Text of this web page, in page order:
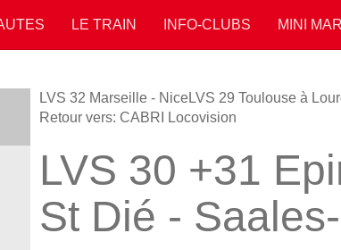
LE TRAIN INFO-CLUBS MINI
LVS 32 Marseille - NiceLVS 29 Toulouse à
Retour vers: CABRI Locovision
LVS 30 +31
St Dié -